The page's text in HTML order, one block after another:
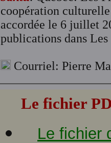
coopération
accordée le 6 juillet
publications dans Les
Courriel: Pierre
Le fichier
Le fichier